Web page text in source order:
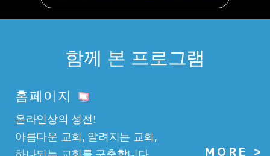
함께 본 프로그램
홈페이지
온라인상의 성전!
아름다운 교회, 알려지는 교회,
MORE>